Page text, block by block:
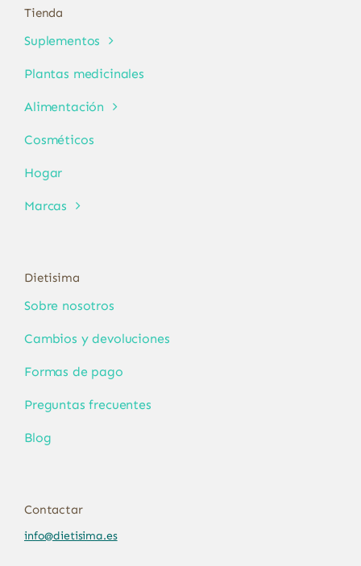
Tienda
Suplementos
Plantas medicinales
Alimentación
Cosméticos
Hogar
Marcas
Dietisima
Sobre nosotros
Cambios y devoluciones
Formas de pago
Preguntas frecuentes
Blog
Contactar
info@dietisima.es